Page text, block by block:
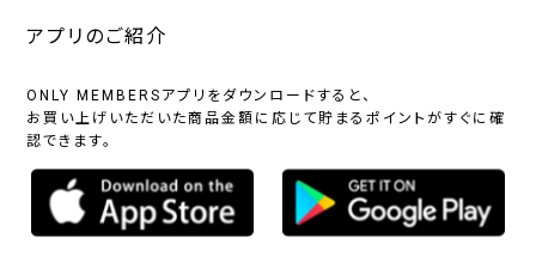
アプリのご紹介
ONLY MEMBERSアプリをダウンロードすると、
お買い上げいただいた商品金額に応じて貯まるポイントがすぐに確
認できます。